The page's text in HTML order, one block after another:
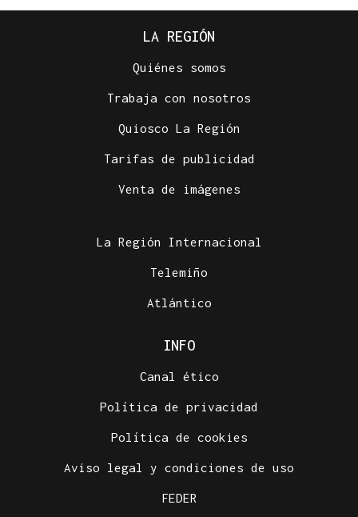
LA REGIÓN
Quiénes somos
Trabaja con nosotros
Quiosco La Región
Tarifas de publicidad
Venta de imágenes
La Región Internacional
Telemiño
Atlántico
INFO
Canal ético
Política de privacidad
Política de cookies
Aviso legal y condiciones de uso
FEDER